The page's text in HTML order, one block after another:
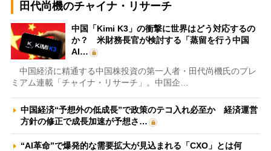
田代尚機のチャイナ・リサーチ
中国「Kimi K3」の衝撃に世界はどう対応するの
か？ 米財務長官が検討する「蒸留を行う中国
AI…
中国経済に精通する中国株投資の第一人者・田代尚機氏のプレ
ミアム連載「チャイナ・リサーチ」。中国企…
中国経済“予想外の低成長”で政策のテコ入れ必至か 経済運営
方針の修正で成長加速が予想さ…
“AI革命”で爆発的な需要拡大が見込まれる「CXO」とは何